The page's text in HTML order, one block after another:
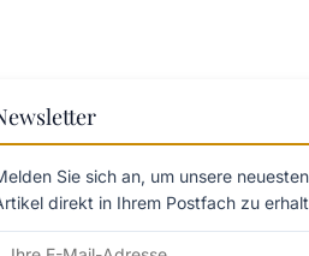
Sie sich an, um unsere neuesten
direkt in Ihrem Postfach zu